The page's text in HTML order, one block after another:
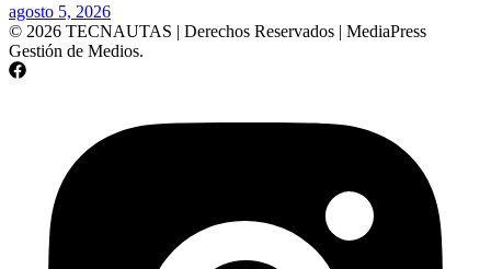
agosto 5, 2026
© 2026 TECNAUTAS | Derechos Reservados | MediaPress
Gestión de Medios.